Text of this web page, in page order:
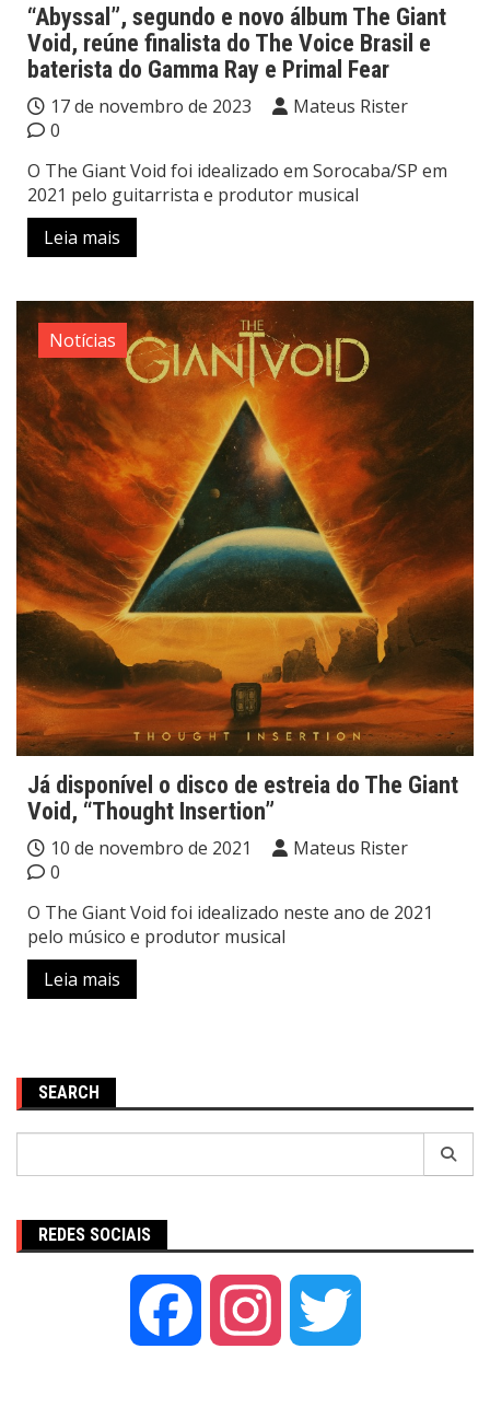
“Abyssal”, segundo e novo álbum The Giant
Void, reúne finalista do The Voice Brasil e
baterista do Gamma Ray e Primal Fear
17 de novembro de 2023
Mateus Rister
0
O The Giant Void foi idealizado em Sorocaba/SP em
2021 pelo guitarrista e produtor musical
Leia mais
Notícias
Já disponível o disco de estreia do The Giant
Void, “Thought Insertion”
10 de novembro de 2021
Mateus Rister
0
O The Giant Void foi idealizado neste ano de 2021
pelo músico e produtor musical
Leia mais
SEARCH
REDES SOCIAIS
Facebook Instagram